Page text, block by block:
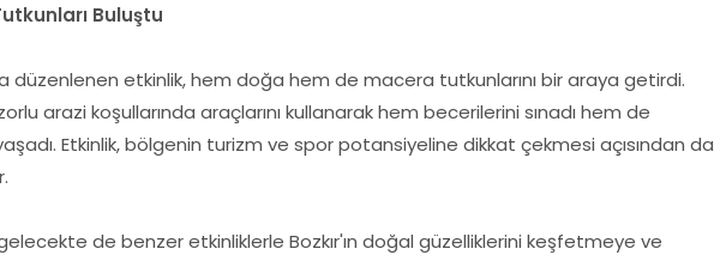
Buluştu
düzenlenen etkinlik, hem doğa hem de macera tutkunlarını bir araya getirdi.
arazi koşullarında araçlarını kullanarak hem becerilerini sınadı hem de
Etkinlik, bölgenin turizm ve spor potansiyeline dikkat çekmesi açısından da
de benzer etkinliklerle Bozkır'ın doğal güzelliklerini keşfetmeye ve